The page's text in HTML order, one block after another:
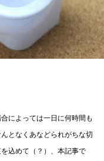
によっては一日に何時間も
となくあなどられがちな切
込めて（？）、本記事で